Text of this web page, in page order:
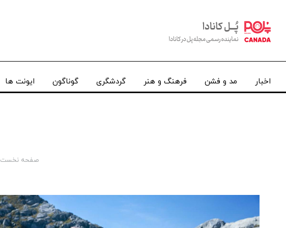
اخبار مد و فشن فرهنگ و هنر گردشگری گوناگون ایونت ها
صفحه نخست